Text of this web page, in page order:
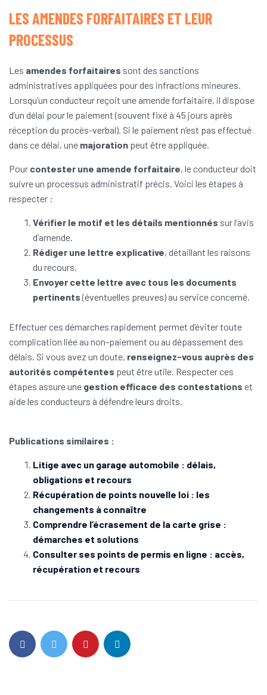
LES AMENDES FORFAITAIRES ET LEUR
PROCESSUS
Les amendes forfaitaires sont des sanctions
administratives appliquées pour des infractions mineures.
Lorsqu’un conducteur reçoit une amende forfaitaire, il dispose
d’un délai pour le paiement (souvent fixé à 45 jours après
réception du procès-verbal). Si le paiement n’est pas effectué
dans ce délai, une majoration peut être appliquée.
Pour contester une amende forfaitaire, le conducteur doit
suivre un processus administratif précis. Voici les étapes à
respecter :
Vérifier le motif et les détails mentionnés sur l’avis
d’amende.
Rédiger une lettre explicative, détaillant les raisons
du recours.
Envoyer cette lettre avec tous les documents
pertinents(éventuelles preuves) au service concerné.
Effectuer ces démarches rapidement permet d’éviter toute
complication liée au non-paiement ou au dépassement des
délais. Si vous avez un doute, renseignez-vous auprès des
autorités compétentes peut être utile. Respecter ces
étapes assure une gestion efficace des contestations et
aide les conducteurs à défendre leurs droits.
Publications similaires :
Litige avec un garage automobile : délais,
obligations et recours
Récupération de points nouvelle loi : les
changements à connaître
Comprendre l’écrasement de la carte grise :
démarches et solutions
Consulter ses points de permis en ligne : accès,
récupération et recours